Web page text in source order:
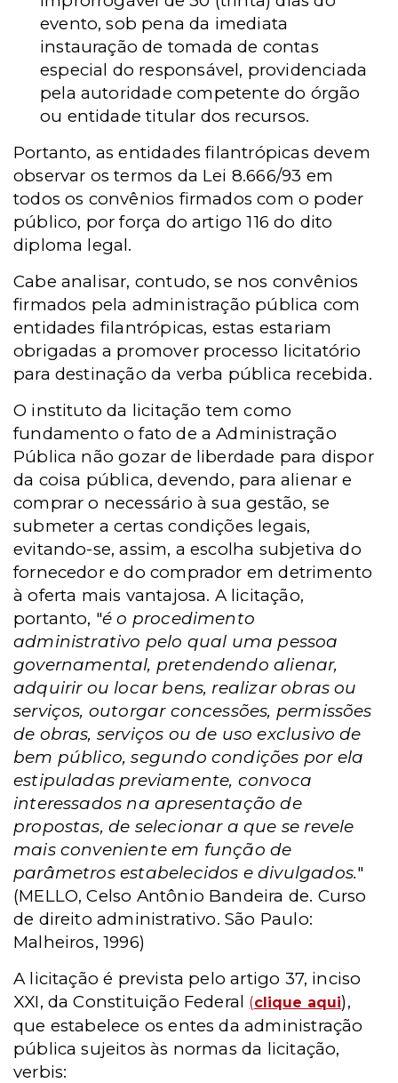
evento, sob pena da imediata
instauração de tomada de contas
especial do responsável, providenciada
pela autoridade competente do órgão
ou entidade titular dos recursos.
Portanto, as entidades filantrópicas devem
observar os termos da Lei 8.666/93 em
todos os convênios firmados com o poder
público, por força do artigo 116 do dito
diploma legal.
Cabe analisar, contudo, se nos convênios
firmados pela administração pública com
entidades filantrópicas, estas estariam
obrigadas a promover processo licitatório
para destinação da verba pública recebida.
O instituto da licitação tem como
fundamento o fato de a Administração
Pública não gozar de liberdade para dispor
da coisa pública, devendo, para alienar e
comprar o necessário à sua gestão, se
submeter a certas condições legais,
evitando-se, assim, a escolha subjetiva do
fornecedor e do comprador em detrimento
à oferta mais vantajosa. A licitação,
portanto, "é o procedimento
administrativo pelo qual uma pessoa
governamental, pretendendo alienar,
adquirir ou locar bens, realizar obras ou
serviços, outorgar concessões, permissões
de obras, serviços ou de uso exclusivo de
bem público, segundo condições por ela
estipuladas previamente, convoca
interessados na apresentação de
propostas, de selecionar a que se revele
mais conveniente em função de
parâmetros estabelecidos e divulgados."
(MELLO, Celso Antônio Bandeira de. Curso
de direito administrativo. São Paulo:
Malheiros, 1996)
A licitação é prevista pelo artigo 37, inciso
XXI, da Constituição Federal (clique aqui),
que estabelece os entes da administração
pública sujeitos às normas da licitação,
verbis: